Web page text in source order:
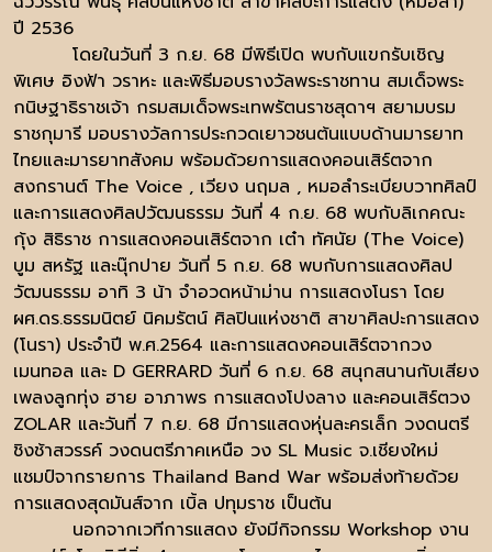
ปี 2536
โดยในวันที่ 3 ก.ย. 68 มีพิธีเปิด พบกับแขกรับเชิญ
พิเศษ อิงฟ้า วราหะ และพิธีมอบรางวัลพระราชทาน สมเด็จพระ
กนิษฐาธิราชเจ้า กรมสมเด็จพระเทพรัตนราชสุดาฯ สยามบรม
ราชกุมารี มอบรางวัลการประกวดเยาวชนต้นแบบด้านมารยาท
ไทยและมารยาทสังคม พร้อมด้วยการแสดงคอนเสิร์ตจาก
สงกรานต์ The Voice , เวียง นฤมล , หมอลำระเบียบวาทศิลป์
และการแสดงศิลปวัฒนธรรม วันที่ 4 ก.ย. 68 พบกับลิเกคณะ
กุ้ง สิธิราช การแสดงคอนเสิร์ตจาก เต๋า ทัศนัย (The Voice)
บูม สหรัฐ และนุ๊กปาย วันที่ 5 ก.ย. 68 พบกับการแสดงศิลป
วัฒนธรรม อาทิ 3 น้า จำอวดหน้าม่าน การแสดงโนรา โดย
ผศ.ดร.ธรรมนิตย์ นิคมรัตน์ ศิลปินแห่งชาติ สาขาศิลปะการแสดง
(โนรา) ประจำปี พ.ศ.2564 และการแสดงคอนเสิร์ตจากวง
เมนทอล และ D GERRARD วันที่ 6 ก.ย. 68 สนุกสนานกับเสียง
เพลงลูกทุ่ง ฮาย อาภาพร การแสดงโปงลาง และคอนเสิร์ตวง
ZOLAR และวันที่ 7 ก.ย. 68 มีการแสดงหุ่นละครเล็ก วงดนตรี
ชิงช้าสวรรค์ วงดนตรีภาคเหนือ วง SL Music จ.เชียงใหม่
แชมป์จากรายการ Thailand Band War พร้อมส่งท้ายด้วย
การแสดงสุดมันส์จาก เบิ้ล ปทุมราช เป็นต้น
นอกจากเวทีการแสดง ยังมีกิจกรรม Workshop งาน